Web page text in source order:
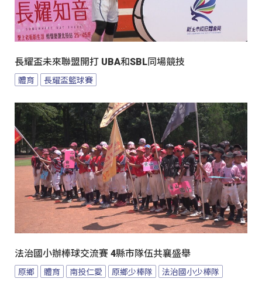
長耀盃未來聯盟開打 UBA和SBL同場競技
體育 長耀盃籃球賽
法治國小辦棒球交流賽 4縣市隊伍共襄盛舉
原鄉 體育 南投仁愛 原鄉少棒隊 法治國小少棒隊